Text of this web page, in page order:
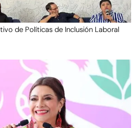
de Políticas de Inclusión Laboral